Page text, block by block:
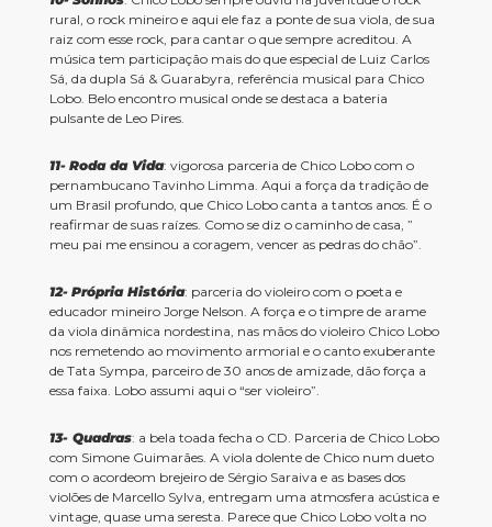
rural, o rock mineiro e aqui ele faz a ponte de sua viola, de sua
raiz com esse rock, para cantar o que sempre acreditou. A
música tem participação mais do que especial de Luiz Carlos
Sá, da dupla Sá & Guarabyra, referência musical para Chico
Lobo. Belo encontro musical onde se destaca a bateria
pulsante de Leo Pires.
11- Roda da Vida: vigorosa parceria de Chico Lobo com o
pernambucano Tavinho Limma. Aqui a força da tradição de
um Brasil profundo, que Chico Lobo canta a tantos anos. É o
reafirmar de suas raízes. Como se diz o caminho de casa, ”
meu pai me ensinou a coragem, vencer as pedras do chão”.
12- Própria História: parceria do violeiro com o poeta e
educador mineiro Jorge Nelson. A força e o timpre de arame
da viola dinâmica nordestina, nas mãos do violeiro Chico Lobo
nos remetendo ao movimento armorial e o canto exuberante
de Tata Sympa, parceiro de 30 anos de amizade, dão força a
essa faixa. Lobo assumi aqui o “ser violeiro”.
13- Quadras: a bela toada fecha o CD. Parceria de Chico Lobo
com Simone Guimarães. A viola dolente de Chico num dueto
com o acordeom brejeiro de Sérgio Saraiva e as bases dos
violões de Marcello Sylva, entregam uma atmosfera acústica e
vintage, quase uma seresta. Parece que Chico Lobo volta no